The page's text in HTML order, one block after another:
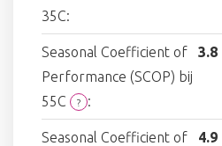
35C:
Seasonal Coefficient of
Performance (SCOP) bij
55C
? :
3.8
Seasonal Coefficient of
4.9